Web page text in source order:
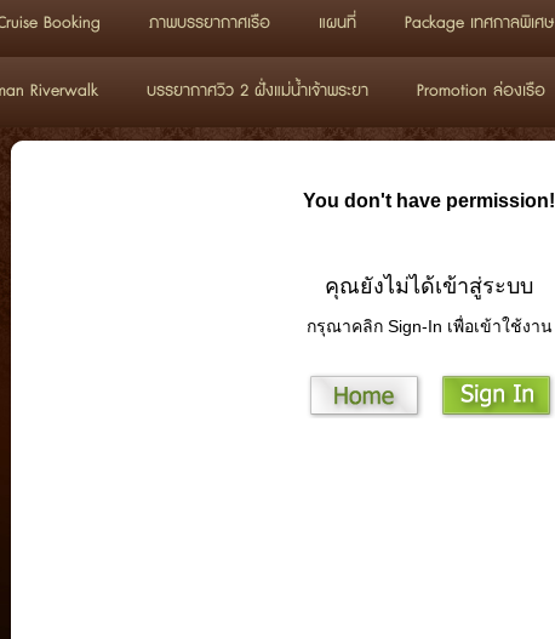
Booking ภาพบรรยากาศเรือ แผนที่ Package เทศกาลพิเศษ
Riverwalk บรรยากาศวิว 2 ฝั่งแม่น้ำเจ้าพระยา Promotion ล่องเรือ
You don't have permission!
คุณยังไม่ได้เข้าสู่ระบบ
กรุณาคลิก Sign-In เพื่อเข้าใช้งาน